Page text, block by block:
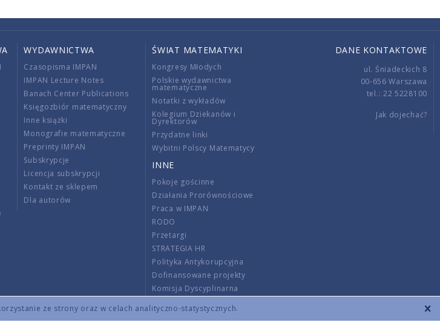
ze strony oraz w celach analityczno-statystycznych.
WYDAWNICTWA
Czasopisma IMPAN
IMPAN Lecture Notes
Banach Center Publications
Księgozbiór matematyczny
Inne książki
Monografie matematyczne
Preprinty IMPAN
Subskrypcje
Licencja subskrypcji
Kontakt ze sklepem
Dla autorów
ŚWIAT MATEMATYKI
Kongresy Młodych
Polskie wydawnictwa
matematyczne
Notatki z wykładów
Kolegium Dziekanów i
Dyrektorów
Przydatne linki
Wybitni Polscy Matematycy
INNE
Pokoje gościnne
Działania Prorównościowe
Praca w IMPAN
RODO
Przetargi
STRATEGIA HR
Polityka Antykorupcyjna
Dofinansowane projekty
Komisja Dyscyplinarna
Wnoszenie opłat
DANE KONTAKTOWE
ul. Śniadeckich 8
00-656 Warszawa
tel.: 22 5228100
Jak dojechać?